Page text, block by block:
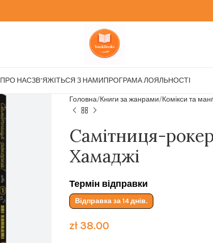
ПРО НАСЗВ’ЯЖІТЬСЯ З НАМИПРОГРАМА ЛОЯЛЬНОСТІ
Головна Книги за жанрами Комікси та
Самітниця-
Хамаджі
Термін відправки
Відправка за 14 днів.
zł38.00